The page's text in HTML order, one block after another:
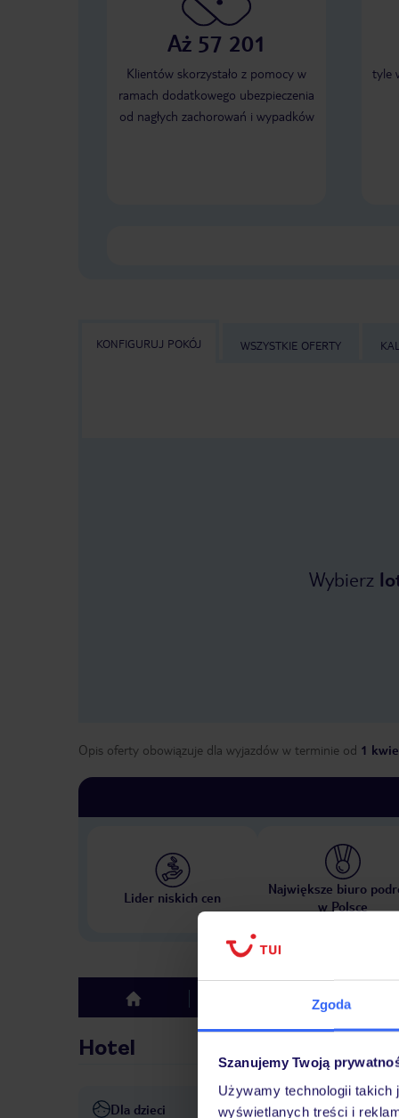
Zgoda
Szanujemy Twoją
Używamy technologii
wyświetlanych treści i
Aż 57 201
Klientów skorzystało z pomocy w
ramach dodatkowego ubezpieczenia
od nagłych zachorowań i wypadków
tyle
KONFIGURUJ POKÓJ WSZYSTKIE OFERTY
Wybierz
Opis oferty obowiązuje dla wyjazdów w terminie od 1
Lider niskich cen
Największe biuro
w Polsce
top
Hotel
Dla dzieci basen dla dzieci: w cenie,